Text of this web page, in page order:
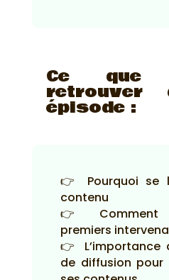
Ce
retrouver
épisode :
👉 Pourquoi se
contenu
👉 Comment
premiers
👉
de diffusion